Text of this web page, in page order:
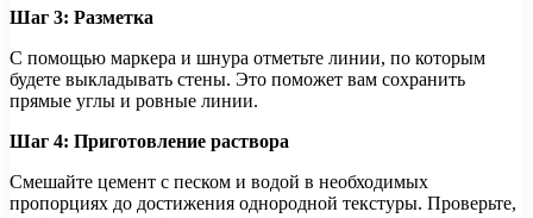
Шаг 3: Разметка
С помощью маркера и шнура отметьте линии, по которым
будете выкладывать стены. Это поможет вам сохранить
прямые углы и ровные линии.
Шаг 4: Приготовление раствора
Смешайте цемент с песком и водой в необходимых
пропорциях до достижения однородной текстуры. Проверьте,